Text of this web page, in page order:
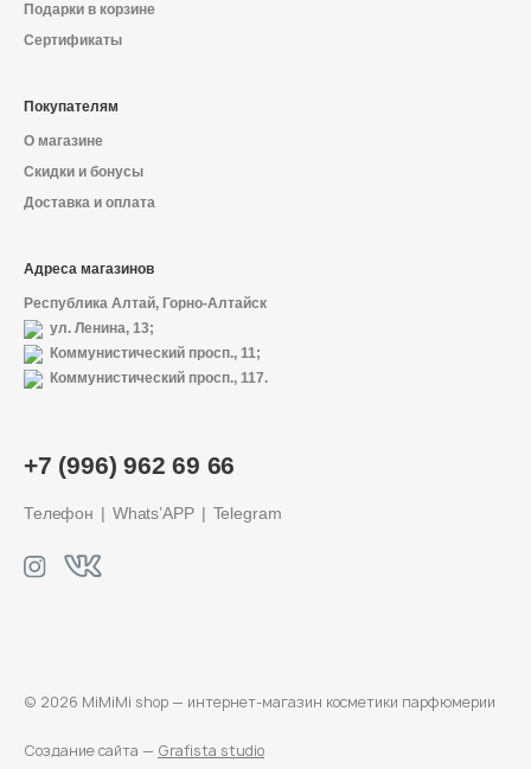
Телефон Whats’APP
+7 (996) 962 69 66
Телефон Whats’APP Telegram
Подарки в корзине
Сертификаты
Покупателям
О магазине
Скидки и бонусы
Доставка и оплата
Адреса магазинов
Республика Алтай, Горно-Алтайск
ул. Ленина, 13;
Коммунистический просп., 11;
Коммунистический просп., 117.
© 2026 MiMiMi shop — интернет-магазин косметики парфюмерии
Создание сайта — Grafista studio